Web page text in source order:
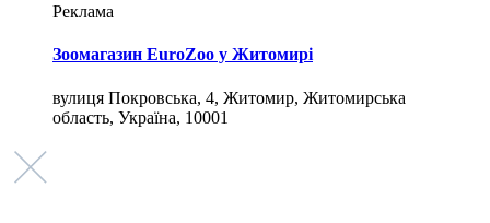
Реклама
Зоомагазин EuroZoo у Житомирі
вулиця Покровська, 4, Житомир, Житомирська
область, Україна, 10001